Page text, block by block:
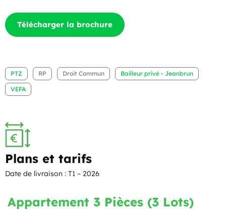
Télécharger la brochure
PTZ RP Droit Commun Bailleur privé - Jeanbrun
VEFA
Plans et tarifs
Date de livraison : T1 – 2026
Appartement 3 Pièces (3 Lots)